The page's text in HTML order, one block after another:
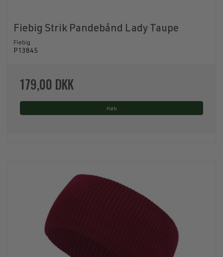
Fiebig Strik Pandebånd Lady Taupe
Fiebig
P13845
179,00 DKK
Køb